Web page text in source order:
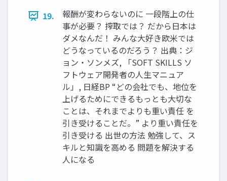
19.
報酬が変わらないのに 一段階上の仕
事が必要？ 搾取では？ だから日本は
ダメなんだ！ みんな大好き欧米では
どうなっているのだろう？ 出典：ジ
ョン・ソンメズ, 「SOFT SKILLS ソ
フトウェア開発者の人生マニュア
ル」, 日経BP “どの会社でも、地位を
上げるためにできるもっとも大切な
ことは、それまでよりも重い責任 を
引き受けることだ。” より重い責任を
引き受ける 出世の方法 勉強して、ス
キルと知識を高める 問題を解決する
人になる